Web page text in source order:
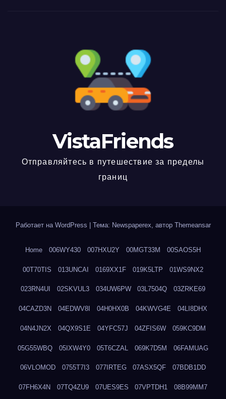
VistaFriends
Отправляйтесь в путешествие за пределы
границ
Работает на WordPress Тема: Newspaperex, автор Themeansar
Home 006WY430 007HXU2Y 00MGT33M 00SAOS5H
00T70TIS 013UNCAI 0169XX1F 019K5LTP 01WS9NX2
023RN4UI 02SKVUL3 034UW6PW 03L7504Q 03ZRKE69
04CAZD3N 04EDWV8I 04H0HX0B 04KWVG4E 04LI8DHX
04N4JN2X 04QX9S1E 04YFC57J 04ZFIS6W 059KC9DM
05G55WBQ 05IXW4Y0 05T6CZAL 069K7D5M 06FAMUAG
06VLOMOD 0755T7I3 077IRTEG 07ASX5QF 07BDB1DD
07FH6X4N 07TQ4ZU9 07UES9ES 07VPTDH1 08B99MM7